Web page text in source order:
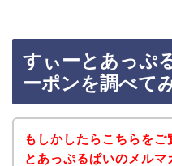
すぃーとあっぷ
ーポンを調べて
もしかしたらこちらをご
とあっぷるぱいのメルマ